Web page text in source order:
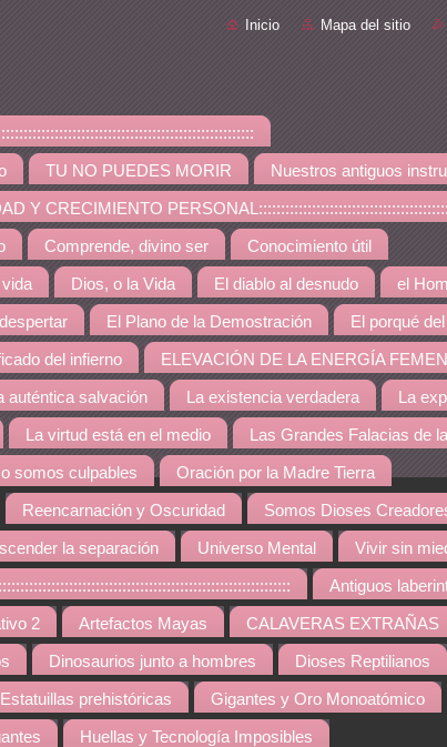
Inicio Mapa del sitio
TU NO PUEDES MORIR Nuestros antiguos
Y CRECIMIENTO
Comprende, divino ser Conocimiento útil
Dios, o la Vida El diablo al desnudo el
El Plano de la Demostración El porqué del
del infierno ELEVACIÓN DE LA ENERGÍA
auténtica salvación La existencia verdadera La
La virtud está en el medio Las Grandes Falacias de
somos culpables Oración por la Madre Tierra
Reencarnación y Oscuridad Somos Dioses
la separación Universo Mental Vivir sin
Antiguos
2 Artefactos Mayas CALAVERAS EXTRAÑAS
Dinosaurios junto a hombres Dioses Reptilianos
Estatuillas prehistóricas Gigantes y Oro Monoatómico
Huellas y Tecnología Imposibles